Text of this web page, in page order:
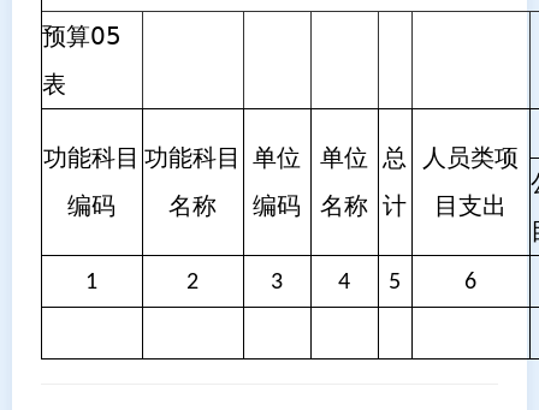
预算05
表
功能科目
编码
功能科目
名称
单位
编码
单位
名称
总
计
人员类项
目支出
1 2 3 4 5 6